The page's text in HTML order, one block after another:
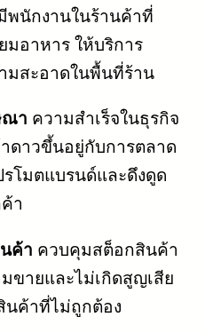
พนักงานในร้านค้าที่
มอาหาร ให้บริการ
มสะอาดในพื้นที่ร้าน
ณา ความสำเร็จในธุรกิจ
ดาวขึ้นอยู่กับการตลาด
โมตแบรนด์และดึงดูด
า
ค้า ควบคุมสต็อกสินค้า
ขายและไม่เกิดสูญเสีย
นค้าที่ไม่ถูกต้อง